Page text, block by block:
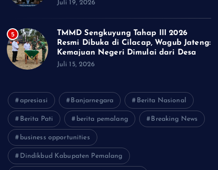
Juli 19, 2026
5
TMMD Sengkuyung Tahap III 2026
Resmi Dibuka di Cilacap, Wagub Jateng:
Kemajuan Negeri Dimulai dari Desa
Juli 15, 2026
apresiasi Banjarnegara Berita Nasional
Berita Pati berita pemalang Breaking News
business opportunities
Dindikbud Kabupaten Pemalang